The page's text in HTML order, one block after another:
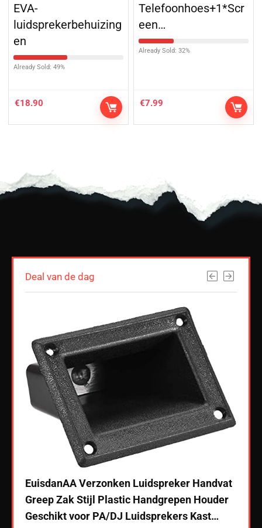
EVA-
luidsprekerbehuizing
en
Already Sold: 49%
€18.90
Telefoonhoes+1*Scr
een…
Already Sold: 32%
€7.99
Deal van de dag
EuisdanAA Verzonken Luidspreker Handvat
Greep Zak Stijl Plastic Handgrepen Houder
Geschikt voor PA/DJ Luidsprekers Kast…